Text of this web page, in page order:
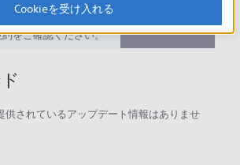
用の際にはソーシャ
をご確認ください。
供されているアップデート情報はありませ
Cookieを受け入れる